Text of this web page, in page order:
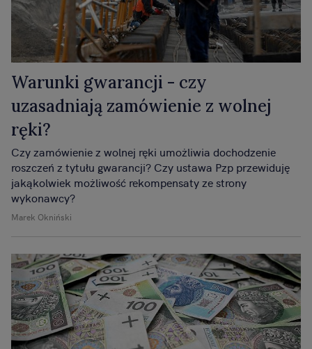
Warunki gwarancji - czy
uzasadniają zamówienie z wolnej
ręki?
Marek Okniński
Czy zamówienie z wolnej ręki umożliwia dochodzenie
roszczeń z tytułu gwarancji? Czy ustawa Pzp przewiduję
jakąkolwiek możliwość rekompensaty ze strony
wykonawcy?